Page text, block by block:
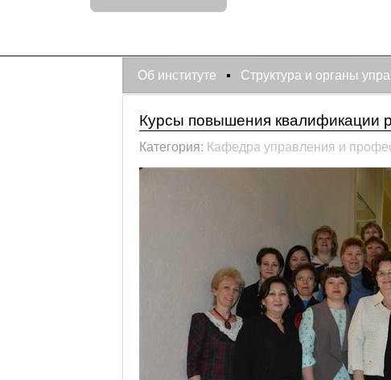
Об институте Структура и органы
Курсы повышения квалификации
Категория: Кафедра управления и